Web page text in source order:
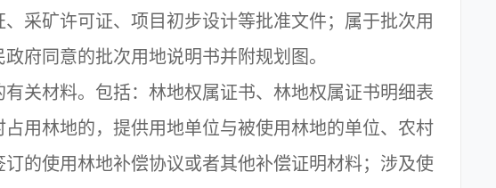
采矿许可证、项目初步设计等批准文件；属于批次用
府同意的批次用地说明书并附规划图。
材料。包括：林地权属证书、林地权属证书明细表
用林地的，提供用地单位与被使用林地的单位、农村
的使用林地补偿协议或者其他补偿证明材料；涉及使